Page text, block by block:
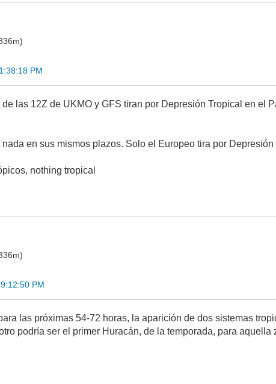
PM
las 12Z de UKMO y GFS tiran por Depresión Tropical en el
en sus mismos plazos. Solo el Europeo tira por
nothing tropical
PM
las próximas 54-72 horas, la aparición de dos sistemas
podría ser el primer Huracán, de la temporada, para